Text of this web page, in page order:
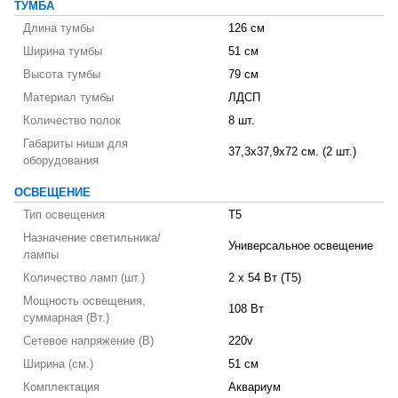
ТУМБА
Длина тумбы
126 см
Ширина тумбы
51 см
Высота тумбы
79 см
Материал тумбы
ЛДСП
Количество полок
8 шт.
Габариты ниши для
оборудования
37,3x37,9x72 см. (2 шт.)
ОСВЕЩЕНИЕ
Тип освещения
T5
Назначение светильника/
лампы
Универсальное освещение
Количество ламп (шт.)
2 х 54 Вт (T5)
Мощность освещения,
суммарная (Вт.)
108 Вт
Сетевое напряжение (В)
220v
Ширина (см.)
51 см
Комплектация
Аквариум